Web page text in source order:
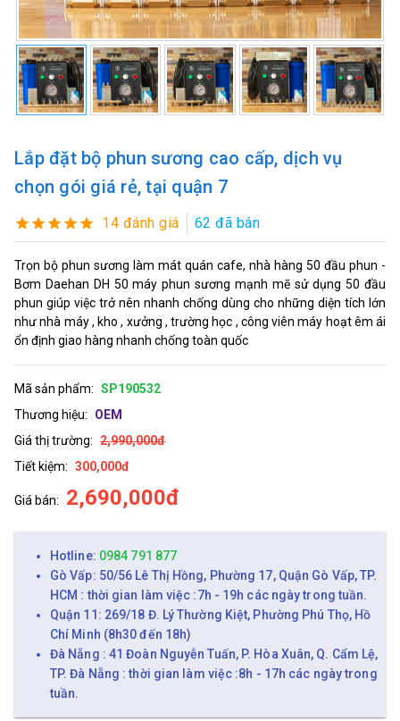
Lắp đặt bộ phun sương cao cấp, dịch vụ
chọn gói giá rẻ, tại quận 7
14 đánh giá 62 đã bán
Trọn bộ phun sương làm mát quán cafe, nhà hàng 50 đầu phun -
Bơm Daehan DH 50 máy phun sương mạnh mẽ sử dụng 50 đầu
phun giúp việc trở nên nhanh chống dùng cho những diện tích lớn
như nhà máy , kho , xưởng , trường học , công viên máy hoạt êm ái
ổn định giao hàng nhanh chống toàn quốc
Mã sản phẩm: SP190532
Thương hiệu:
OEM
Giá thị trường: 2,990,000đ
Tiết kiệm: 300,000đ
Giá bán: 2,690,000đ
Hotline: 0984 791 877
Gò Vấp: 50/56 Lê Thị Hồng, Phường 17, Quận Gò Vấp, TP.
HCM : thời gian làm việc :7h - 19h các ngày trong tuần.
Quận 11: 269/18 Đ. Lý Thường Kiệt, Phường Phú Thọ, Hồ
Chí Minh (8h30 đến 18h)
Đà Nẵng : 41 Đoàn Nguyễn Tuấn, P. Hòa Xuân, Q. Cẩm Lệ,
TP. Đà Nẵng : thời gian làm việc :8h - 17h các ngày trong
tuần.